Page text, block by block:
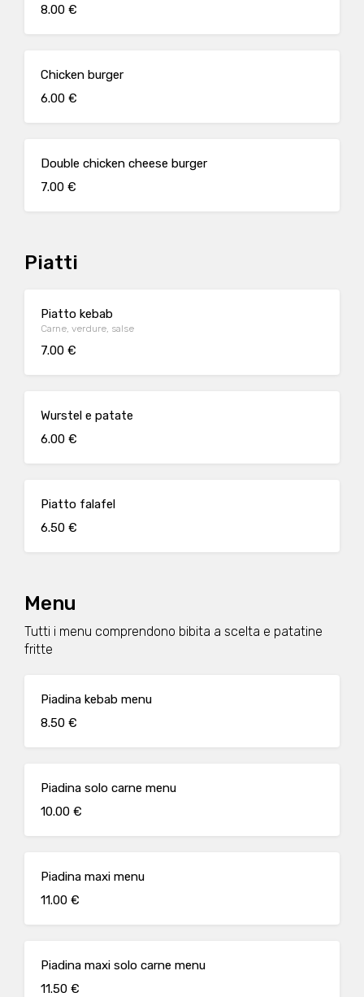
8.00 €
Chicken burger
6.00 €
Double chicken cheese burger
7.00 €
Piatti
Piatto kebab
Carne, verdure, salse
7.00 €
Wurstel e patate
6.00 €
Piatto falafel
6.50 €
Menu
Tutti i menu comprendono bibita a scelta e patatine
fritte
Piadina kebab menu
8.50 €
Piadina solo carne menu
10.00 €
Piadina maxi menu
11.00 €
Piadina maxi solo carne menu
11.50 €